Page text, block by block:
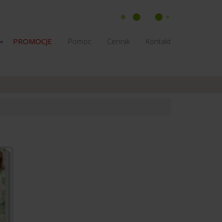
PROMOCJE Pomoc Cennik Kontakt